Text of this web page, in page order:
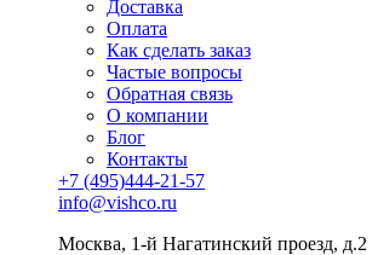
Доставка
Оплата
Как сделать заказ
Частые вопросы
Обратная связь
О компании
Блог
Контакты
+7 (495)444-21-57
info@vishco.ru
Москва, 1-й Нагатинский проезд, д.2